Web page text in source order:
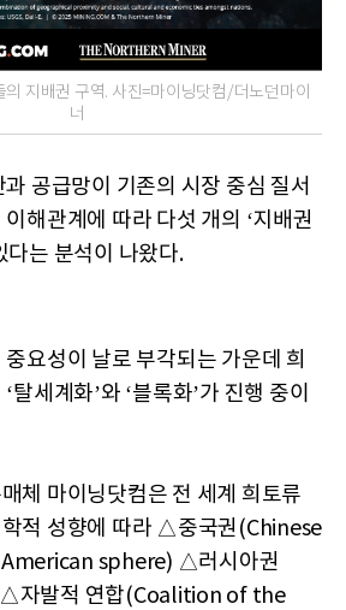
의 지배권 구역. 사진=마이닝닷컴/더노던마이
너
공급망이 기존의 시장 중심 질서
해관계에 따라 다섯 개의 ‘지배권
다는 분석이 나왔다.
요성이 날로 부각되는 가운데 희
탈세계화’와 ‘블록화’가 진행 중이
체 마이닝닷컴은 전 세계 희토류
적 성향에 따라 △중국권(Chinese
sphere) △러시아권
자발적 연합(Coalition of the